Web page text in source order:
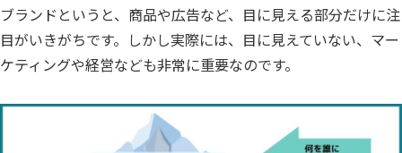
ブランドというと、商品や広告など、目に見える部分だけに注
目がいきがちです。しかし実際には、目に見えていない、マー
ケティングや経営なども非常に重要なのです。